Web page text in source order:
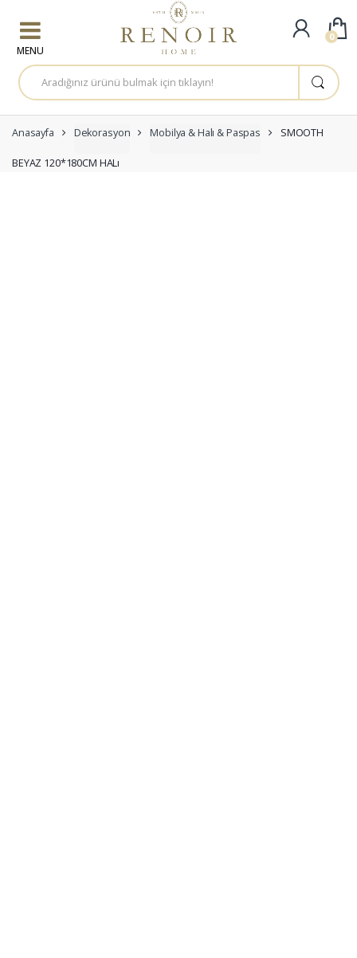
A
r
a
a
:
Anasayfa Dekorasyon Mobilya & Halı & Paspas SMOOTH
BEYAZ 120*180CM HALı
0